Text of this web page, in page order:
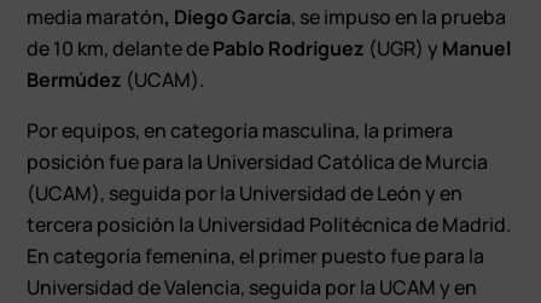
media maratón, Diego García, se impuso en la prueba
de 10 km, delante dePablo Rodríguez (UGR) y Manuel
Bermúdez (UCAM).
Por equipos, en categoría masculina, la primera
posición fue para la Universidad Católica de Murcia
(UCAM), seguida por la Universidad de León y en
tercera posición la Universidad Politécnica de Madrid.
En categoría femenina, el primer puesto fue para la
Universidad de Valencia, seguida por la UCAM y en